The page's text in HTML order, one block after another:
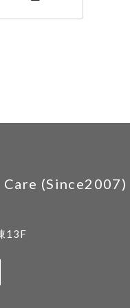
(Since2007)
13F